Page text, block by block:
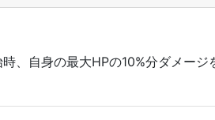
、自身の最大HPの10%分ダメー